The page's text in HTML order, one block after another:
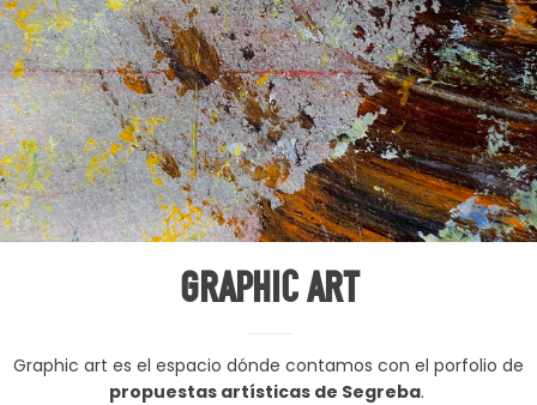
GRAPHIC ART
Graphic art es el espacio dónde contamos con el porfolio de
propuestas artísticas de Segreba.